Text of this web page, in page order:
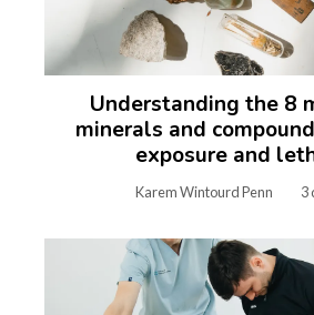
Understanding the 8
minerals and
exposure and
Karem Wintourd Penn 3